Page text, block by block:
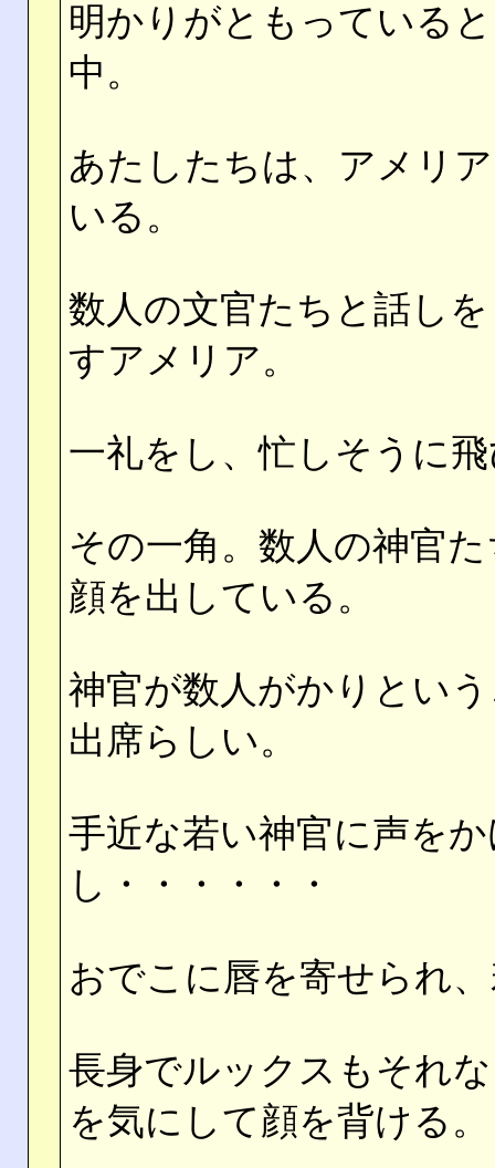
明かりがともっている
中。
あたしたちは、アメリ
いる。
数人の文官たちと話し
すアメリア。
一礼をし、忙しそうに
その一角。数人の神官
顔を出している。
神官が数人がかりとい
出席らしい。
手近な若い神官に声を
し・・・・・・
おでこに唇を寄せられ
長身でルックスもそれ
を気にして顔を背ける。